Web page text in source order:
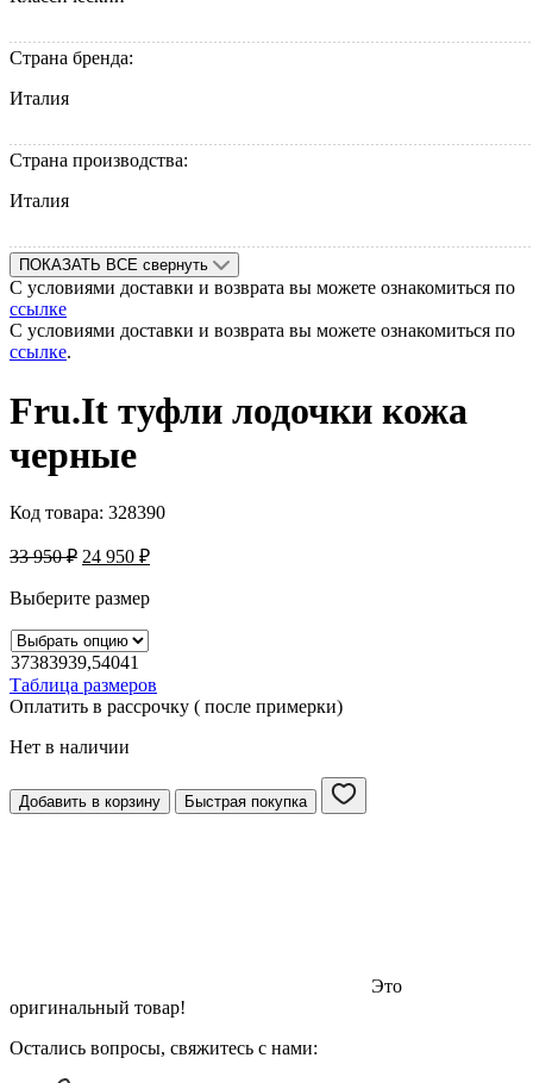
Страна бренда:
Италия
Страна производства:
Италия
ПОКАЗАТЬ ВСЕ свернуть
С условиями доставки и возврата вы можете ознакомиться по
ссылке
С условиями доставки и возврата вы можете ознакомиться по
ссылке.
Fru.It туфли лодочки кожа
черные
Код товара: 328390
33 950₽ 24 950 ₽
Выберите размер
37383939,54041
Таблица размеров
Оплатить в рассрочку ( после примерки)
Нет в наличии
Добавить в корзину Быстрая покупка
Это
оригинальный товар!
Остались вопросы, свяжитесь с нами: